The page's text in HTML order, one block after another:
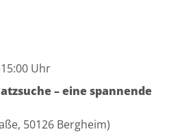
Uhr
– eine spannende
50126 Bergheim)